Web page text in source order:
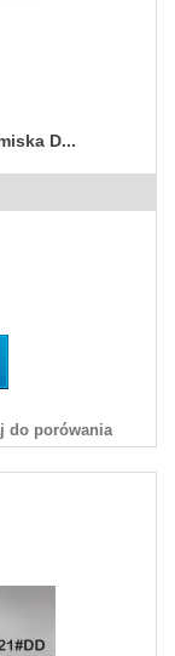
D...
do porówania